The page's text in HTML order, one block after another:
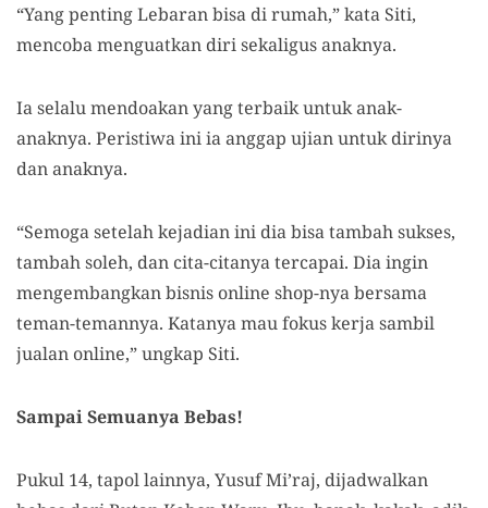
“Yang penting Lebaran bisa di rumah,” kata Siti,
mencoba menguatkan diri sekaligus anaknya.
Ia selalu mendoakan yang terbaik untuk anak-
anaknya. Peristiwa ini ia anggap ujian untuk dirinya
dan anaknya.
“Semoga setelah kejadian ini dia bisa tambah sukses,
tambah soleh, dan cita-citanya tercapai. Dia ingin
mengembangkan bisnis online shop-nya bersama
teman-temannya. Katanya mau fokus kerja sambil
jualan online,” ungkap Siti.
Sampai Semuanya Bebas!
Pukul 14, tapol lainnya, Yusuf Mi’raj, dijadwalkan